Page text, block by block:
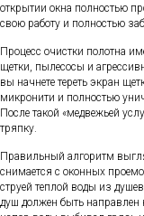
открытии окна полностью
свою работу и полностью
Процесс очистки полотна
щетки, пылесосы и
вы начнете тереть экран
микронити и полностью
После такой «медвежьей
тряпку.
Правильный алгоритм
снимается с оконных
струей теплой воды из
душ должен быть направлен